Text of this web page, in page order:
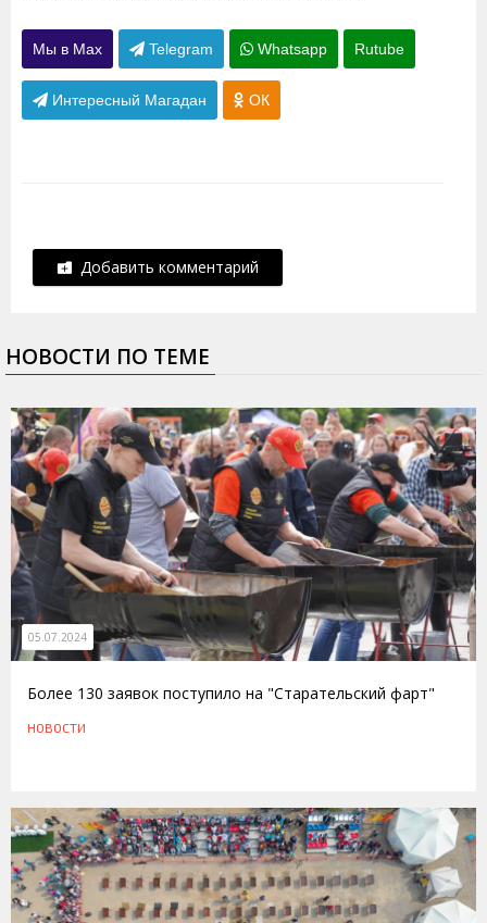
Мы в Max Telegram Whatsapp Rutube
Интересный Магадан ОК
Добавить комментарий
НОВОСТИ ПО ТЕМЕ
05.07.2024
Более 130 заявок поступило на "Старательский фарт"
НОВОСТИ